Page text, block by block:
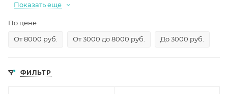
Показать еще
По цене
От 8000 руб.
От 3000 до 8000 руб. До 3000 руб.
ФИЛЬТР